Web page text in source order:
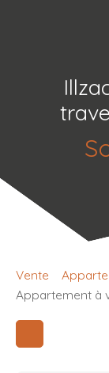
Vente
Appartement à